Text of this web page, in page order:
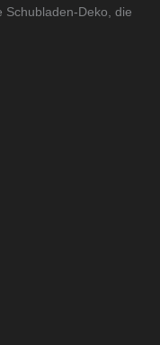
Schubladen-Deko, die